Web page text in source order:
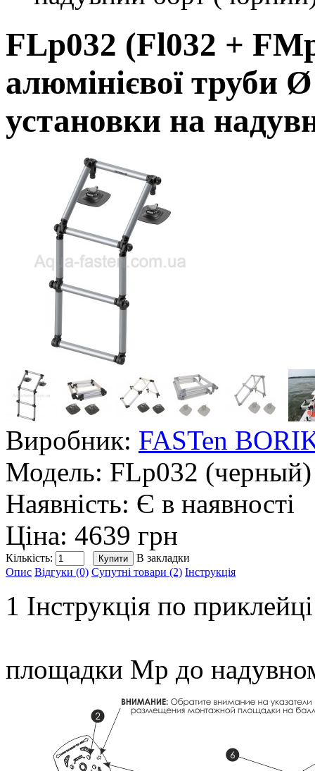
FLp032 (Fl032 +
алюмінієвої труби
установки на
Виробник: FASTen
Модель: FLp032 (черный)
Наявність: Є в наявності
Ціна: 4639 грн
Кількість:
В закладки
Опис Відгуки (0) Супутні товари (2) Інструкція
1 Інструкція по
площадки Mp до